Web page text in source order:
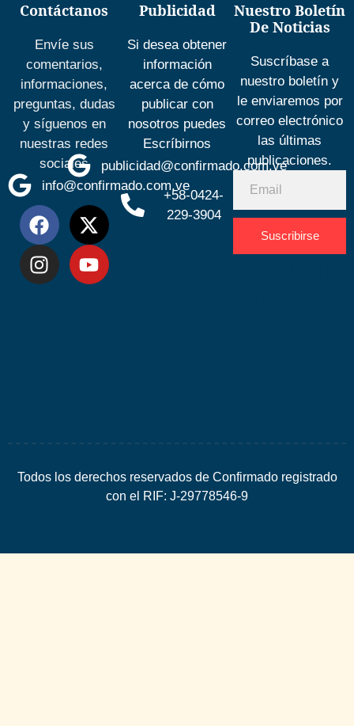
Contáctanos
Envíe sus
comentarios,
informaciones,
preguntas, dudas
y síguenos en
nuestras redes
sociales
info@confirmado.com.ve
Publicidad
Si desea obtener
información
acerca de cómo
publicar con
nosotros puedes
Escríbirnos
publicidad@confirmado.com.ve
+58-0424-
229-3904
Nuestro Boletín
De Noticias
Suscríbase a
nuestro boletín y
le enviaremos por
correo electrónico
las últimas
publicaciones.
Suscribirse
Todos los derechos reservados de Confirmado registrado
con el RIF: J-29778546-9